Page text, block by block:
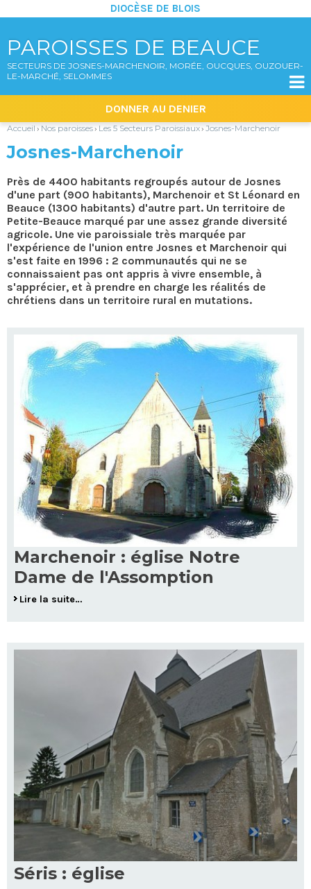
PAROISSES DE BEAUCE
SECTEURS DE JOSNES-MARCHENOIR, MORÉE, OUCQUES, OUZOUER-
LE-MARCHÉ, SELOMMES
DIOCÈSE DE BLOIS
|
Aller
navigation
DONNER AU DENIER

Accueil › Nos paroisses› Les 5 Secteurs Paroissiaux› Josnes-Marchenoir
Josnes-Marchenoir
Près de 4400 habitants regroupés autour de Josnes
d'une part (900 habitants), Marchenoir et St Léonard en
Beauce (1300 habitants) d'autre part. Un territoire de
Petite-Beauce marqué par une assez grande diversité
agricole. Une vie paroissiale très marquée par
l'expérience de l'union entre Josnes et Marchenoir qui
s'est faite en 1996 : 2 communautés qui ne se
connaissaient pas ont appris à vivre ensemble, à
s'apprécier, et à prendre en charge les réalités de
chrétiens dans un territoire rural en mutations.
Marchenoir : église Notre
Dame de l'Assomption
Lire la suite…
Séris : église